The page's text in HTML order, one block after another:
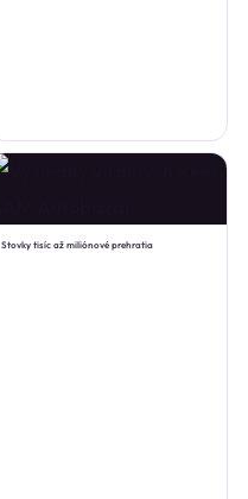
Stovky tisíc až miliónové prehratia